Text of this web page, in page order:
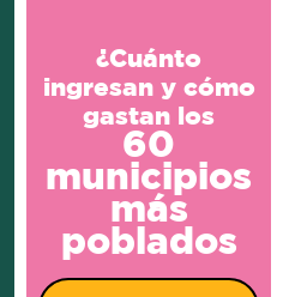
¿Cuánto
ingresan y cómo
gastan los
60
municipios
más
poblados